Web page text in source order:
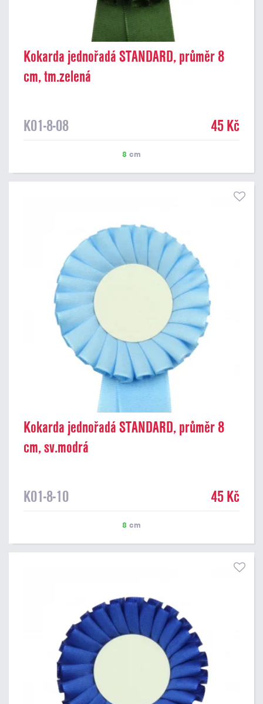
Kokarda jednořadá STANDARD, průměr 8
cm, tm.zelená
K01-8-08 45 Kč
8 cm
Kokarda jednořadá STANDARD, průměr 8
cm, sv.modrá
K01-8-10 45 Kč
8 cm